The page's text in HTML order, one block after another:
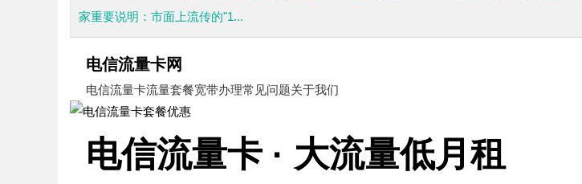
家重要说明：市面上流传的"1...
电信流量卡网
电信流量卡流量套餐宽带办理常见问题关于我们
电信流量卡 · 大流量低月租